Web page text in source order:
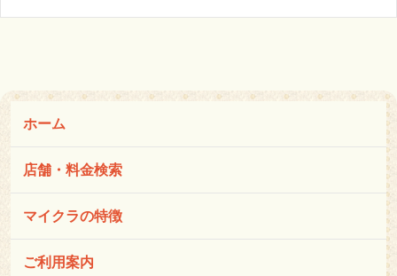
ホーム
店舗・料金検索
マイクラの特徴
ご利用案内